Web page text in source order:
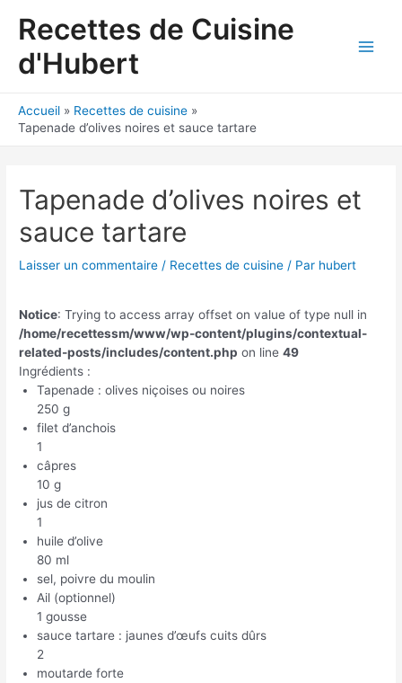
Recettes de Cuisine
d'Hubert
Accueil
Recettes de cuisine
Tapenade d’olives noires et sauce tartare
Tapenade d’olives noires et
sauce tartare
Laisser un commentaire / Recettes de cuisine / Par hubert
Notice: Trying to access array offset on value of type null in
/home/recettessm/www/wp-content/plugins/contextual-
related-posts/includes/content.php on line49
Ingrédients :
Tapenade : olives niçoises ou noires
250 g
filet d’anchois
1
câpres
10 g
jus de citron
1
huile d’olive
80 ml
sel, poivre du moulin
Ail (optionnel)
1 gousse
sauce tartare : jaunes d’œufs cuits dûrs
2
moutarde forte